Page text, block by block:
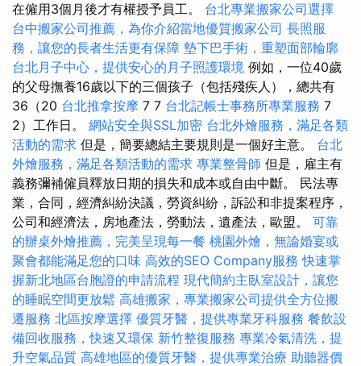
在僱用3個月後才有權授予員工。 台北專業搬家公司選擇
台中搬家公司推薦，為你介紹當地優質搬家公司 長照服
務，讓您的長者生活更有保障 墊下巴手術，重塑面部輪廓
台北月子中心，提供安心的月子照護環境 例如，一位40歲
的父母撫養16歲以下的三個孩子（包括殘疾人），總共有
36（20 台北推拿按摩 7 7 台北記帳士事務所專業服務 7
2）工作日。 網站安全與SSL加密 台北外燴服務，滿足各類
活動的需求 但是，簡要總結主要規則是一個好主意。 台北
外燴服務，滿足各類活動的需求 專業整骨師 但是，雇主有
義務彌補僱員釋放日期的損失和成本或自由中斷。 民法專
業，合同，經濟糾紛決議，勞資糾紛，訴訟和非提案程序，
公司和經濟法，房地產法，勞動法，遺產法，歐盟。 可靠
的辦桌外燴推薦，完美呈現每一餐 桃園外燴，無論婚宴或
聚會都能滿足您的口味 高效的SEO Company服務 快速掌
握新北地區台胞證的申請流程 現代簡約主臥室設計，讓您
的睡眠空間更放鬆 高雄搬家，專業搬家公司提供全方位搬
遷服務 北區按摩選擇 優質牙醫，提供專業牙科服務 餐飲設
備回收服務，快速又環保 新竹整復服務 專業冷氣清洗，提
升空氣品質 高雄地區的優質牙醫，提供專業治療 助聽器價